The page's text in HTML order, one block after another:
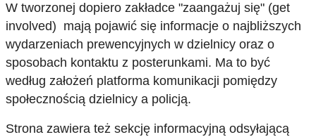
W tworzonej dopiero zakładce "zaangażuj się" (get
involved) mają pojawić się informacje o najbliższych
wydarzeniach prewencyjnych w dzielnicy oraz o
sposobach kontaktu z posterunkami. Ma to być
według założeń platforma komunikacji pomiędzy
społecznością dzielnicy a policją.
Strona zawiera też sekcję informacyjną odsyłającą